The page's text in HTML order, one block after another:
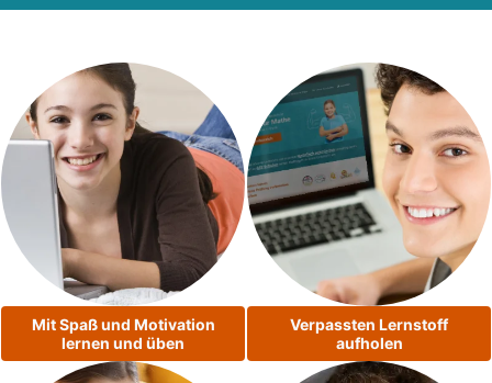
Mit Spaß und Motivation
lernen und üben
Verpassten Lernstoff
aufholen